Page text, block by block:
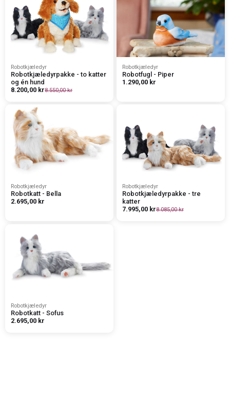
Robotkjæledyr
Robotkjæledyrpakke - to katter
og én hund
8.200,00 kr8.550,00 kr
Robotkjæledyr
Robotfugl - Piper
1.290,00 kr
Robotkjæledyr
Robotkatt - Bella
2.695,00 kr
Robotkjæledyr
Robotkjæledyrpakke - tre
katter
7.995,00 kr8.085,00 kr
Robotkjæledyr
Robotkatt - Sofus
2.695,00 kr